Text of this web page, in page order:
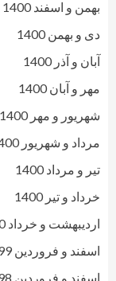
بهمن و اسفند 1400
دی و بهمن 1400
آبان و آذر 1400
مهر و آبان 1400
شهریور و مهر 1400
مرداد و شهریور 1400
تیر و مرداد 1400
خرداد و تیر 1400
اردیبهشت و خرداد 1400
اسفند و فروردین 1399
اسفند و فروردین 1398